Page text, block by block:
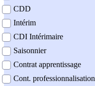
CDD
Intérim
CDI Intérimaire
Saisonnier
Contrat apprentissage
Cont. professionnalisation